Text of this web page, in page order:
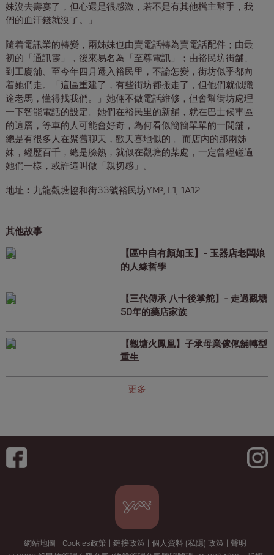
妹沒去壽宴了，但心還是很感激，若不是有其他檔主幫手，我
們的血汗錢就沒了。」
隨着電訊業的轉變，兩姊妹也由賣電話轉為賣電話配件；由最
初的「通訊靈」，後來易名為「至尊電訊」；由裕民坊街舖、
到工廈舖、至今年四月遷入裕民里，不論怎變，街坊似乎都向
着她們走。「這區重建了，有些街坊都搬走了，但他們就似識
途老馬，懂得找我們。」她倆不做電話維修，但會幫街坊處理
一下智能電話的設定。她們在裕民里的新舖，就在巴士候車區
的這層，等車的人可能會好奇，為何看似簡簡單單的一間舖，
總是有很多人在聚舊聊天，歡天喜地似的 。而店內的那兩姊
妹，經歷百千，總是臉熟，就似在觀塘的某處，一定曾經碰過
她們一樣，或許這叫做「親切感」。
地址︰九龍觀塘協和街33號裕民坊YM², L1, 1A12
其他故事
【區中自有顏如玉】- 玉器店老闆娘
的人緣哲學
【三代傳承 八十後掌舵】- 走過觀塘
50年的藥店家族
【觀塘火鳳凰】子承母業傢俬舖轉型
重生
更多
網站地圖 Cookies政策 鏈接政策 個人資料 (私隱) 政策 聲明